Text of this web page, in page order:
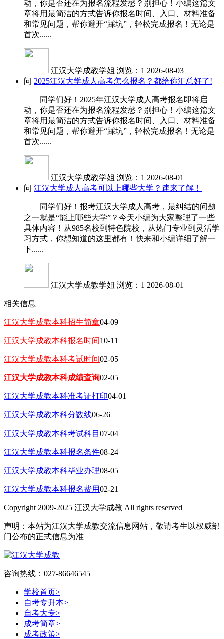
动，你是否还在为报名流程发愁？别担心！小编这篇文
章将用最简洁的方式告诉你报名时间、入口、材料准备
和常见问题，帮你避开“踩坑”，轻松完成报名！无论是
首次......
江汉大学成教学姐 浏览：1 2026-08-03
问 2025江汉大学成人高考怎么报名？都给你汇总好了!
同学们好！2025年江汉大学成人高考报名即将启
动，你是否还在为报名流程发愁？别担心！小编这篇文
章将用最简洁的方式告诉你报名时间、入口、材料准备
和常见问题，帮你避开“踩坑”，轻松完成报名！无论是
首次......
江汉大学成教学姐 浏览：1 2026-08-01
问 江汉大学成人高考可以上哪些大学？速来了解！
同学们好！报考江汉大学成人高考，最纠结的问题
之一就是“能上哪些大学”？今天小编为大家整理了一些
具体内容！从985名校到特色院校，从热门专业到灵活学
习方式，你想知道的这里都有！快来和小编详细了解一
下......
江汉大学成教学姐 浏览：1 2026-08-01
相关信息
江汉大学成教本科招生简章04-09
江汉大学成教本科报名时间10-11
江汉大学成教本科考试时间02-05
江汉大学成教本科成绩查询02-05
江汉大学成教本科准考证打印04-01
江汉大学成教本科分数线06-26
江汉大学成教本科考试科目 07-04
江汉大学成教本科报名条件08-24
江汉大学成教本科毕业办理08-05
江汉大学成教本科报名费用02-21
Copyright 2009-2025 江汉大学成教 All rights reserved
声明：本站为江汉大学成教交流信息网站，敬请考生以权威部
门公布的正式信息为准
咨询热线：027-86646545
学校首页>
自考专升本>
自考大专>
成考简章>
成考政策>